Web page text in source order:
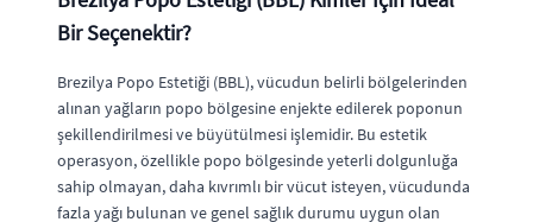
Bir Seçenektir?
Brezilya Popo Estetiği (BBL), vücudun belirli bölgelerinden
alınan yağların popo bölgesine enjekte edilerek poponun
şekillendirilmesi ve büyütülmesi işlemidir. Bu estetik
operasyon, özellikle popo bölgesinde yeterli dolgunluğa
sahip olmayan, daha kıvrımlı bir vücut isteyen, vücudunda
fazla yağı bulunan ve genel sağlık durumu uygun olan